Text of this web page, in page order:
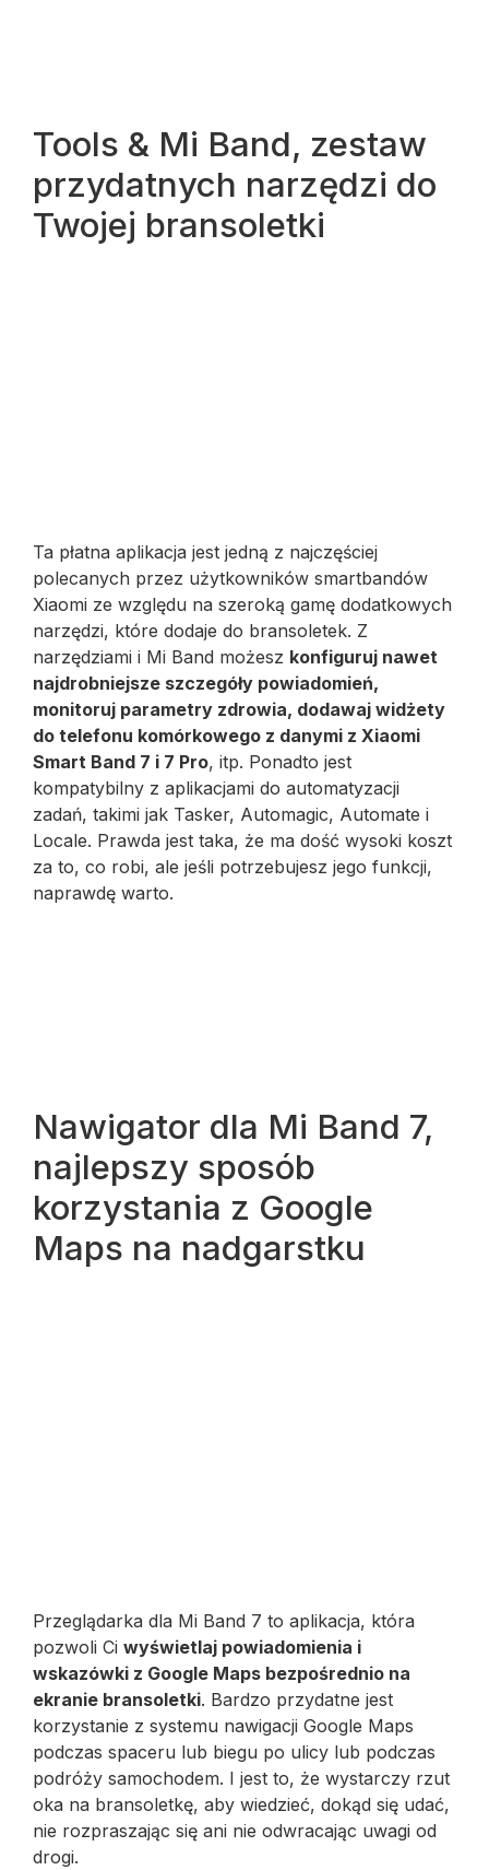
Tools & Mi Band, zestaw
przydatnych narzędzi do
Twojej bransoletki
Ta płatna aplikacja jest jedną z najczęściej
polecanych przez użytkowników smartbandów
Xiaomi ze względu na szeroką gamę dodatkowych
narzędzi, które dodaje do bransoletek. Z
narzędziami i Mi Band możesz konfiguruj nawet
najdrobniejsze szczegóły powiadomień,
monitoruj parametry zdrowia, dodawaj widżety
do telefonu komórkowego z danymi z Xiaomi
Smart Band 7 i 7 Pro, itp. Ponadto jest
kompatybilny z aplikacjami do automatyzacji
zadań, takimi jak Tasker, Automagic, Automate i
Locale. Prawda jest taka, że ​​ma dość wysoki koszt
za to, co robi, ale jeśli potrzebujesz jego funkcji,
naprawdę warto.
Nawigator dla Mi Band 7,
najlepszy sposób
korzystania z Google
Maps na nadgarstku
Przeglądarka dla Mi Band 7 to aplikacja, która
pozwoli Ci wyświetlaj powiadomienia i
wskazówki z Google Maps bezpośrednio na
ekranie bransoletki. Bardzo przydatne jest
korzystanie z systemu nawigacji Google Maps
podczas spaceru lub biegu po ulicy lub podczas
podróży samochodem. I jest to, że wystarczy rzut
oka na bransoletkę, aby wiedzieć, dokąd się udać,
nie rozpraszając się ani nie odwracając uwagi od
drogi.